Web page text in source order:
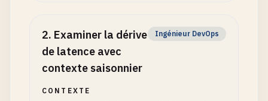
2. Examiner la dérive
de latence avec
contexte saisonnier
Ingénieur DevOps
CONTEXTE